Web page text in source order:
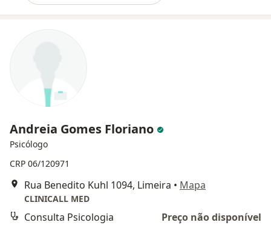
Andreia Gomes Floriano
Psicólogo
CRP 06/120971
Rua Benedito Kuhl 1094, Limeira • Mapa
CLINICALL MED
Consulta Psicologia
Preço não disponível